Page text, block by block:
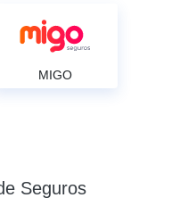
MIGO
Seguros